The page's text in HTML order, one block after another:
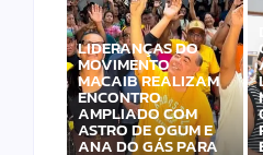
LIDERANÇAS DO
MOVIMENTO
MACAIB REALIZAM
ENCONTRO
AMPLIADO COM
ASTRO DE OGUM E
ANA DO GÁS PARA